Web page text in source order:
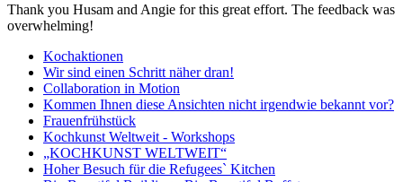
Thank you Husam and Angie for this great effort. The feedback was
overwhelming!
Kochaktionen
Wir sind einen Schritt näher dran!
Collaboration in Motion
Kommen Ihnen diese Ansichten nicht irgendwie bekannt vor?
Frauenfrühstück
Kochkunst Weltweit - Workshops
„KOCHKUNST WELTWEIT“
Hoher Besuch für die Refugees` Kitchen